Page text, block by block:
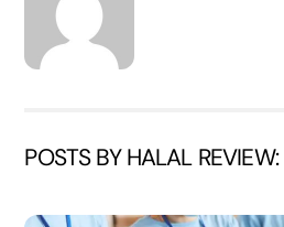
POSTS BY HALAL REVIEW: